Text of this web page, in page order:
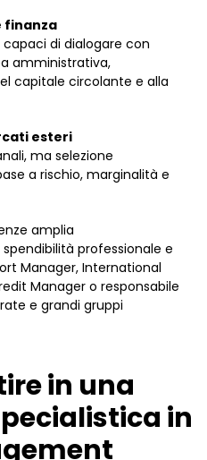
finanza
di dialogare con
amministrativa,
capitale circolante e alla
esteri
ma selezione
a rischio, marginalità e
amplia
professionale e
Manager, International
Manager o responsabile
e grandi gruppi
in una
in